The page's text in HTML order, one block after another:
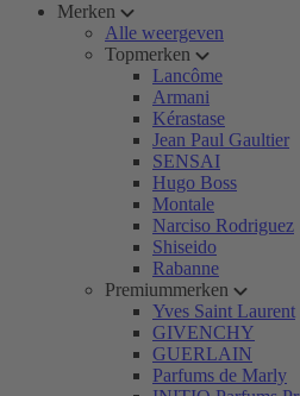
Merken
Alle weergeven
Topmerken
Lancôme
Armani
Kérastase
Jean Paul Gaultier
SENSAI
Hugo Boss
Montale
Narciso Rodriguez
Shiseido
Rabanne
Premiummerken
Yves Saint Laurent
GIVENCHY
GUERLAIN
Parfums de Marly